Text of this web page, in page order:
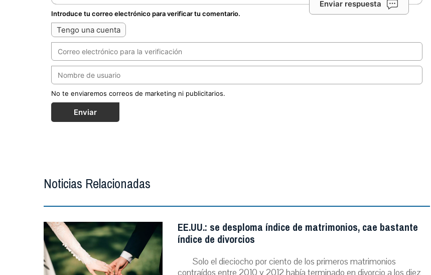
Enviar respuesta
Introduce tu correo electrónico para verificar tu comentario.
Tengo una cuenta
No te enviaremos correos de marketing ni publicitarios.
Enviar
Noticias Relacionadas
EE.UU.: se desploma índice de matrimonios, cae bastante
índice de divorcios
Solo el dieciocho por ciento de los primeros matrimonios
contraídos entre 2010 y 2012 había terminado en divorcio a los diez